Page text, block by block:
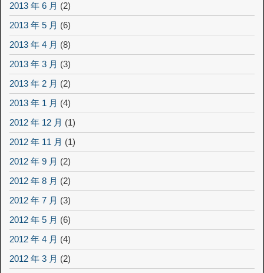
2013 年 6 月 (2)
2013 年 5 月 (6)
2013 年 4 月 (8)
2013 年 3 月 (3)
2013 年 2 月 (2)
2013 年 1 月 (4)
2012 年 12 月 (1)
2012 年 11 月 (1)
2012 年 9 月 (2)
2012 年 8 月 (2)
2012 年 7 月 (3)
2012 年 5 月 (6)
2012 年 4 月 (4)
2012 年 3 月 (2)